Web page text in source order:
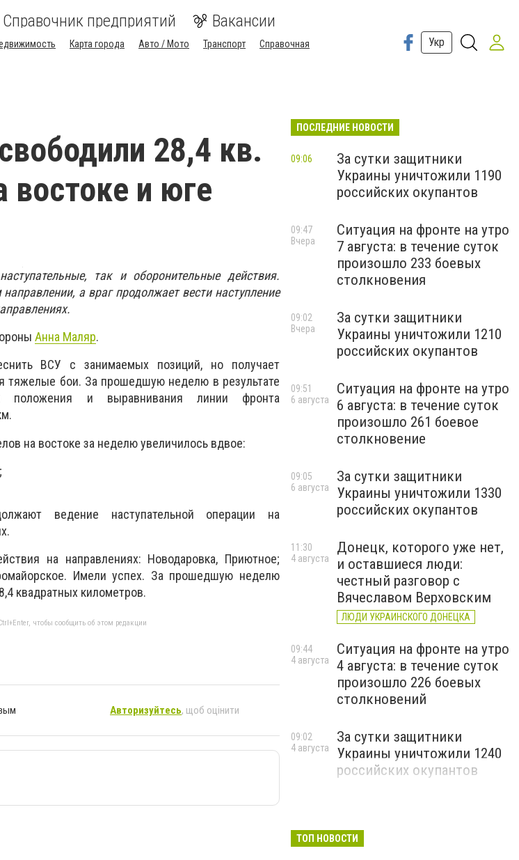
Справочник предприятий Вакансии
Карта города Авто / Мото Транспорт
Справочная
Укр
28,4 кв.
востоке и юге
так и оборонительные действия.
а враг продолжает вести наступление
Анна Маляр.
ВСУ с занимаемых позиций, но получает
тяжелые бои. За прошедшую неделю в результате
положения и выравнивания линии фронта
на востоке за неделю увеличилось вдвое:
ведение наступательной операции на
на направлениях: Новодаровка, Приютное;
Имели успех. За прошедшую неделю
квадратных километров.
чтобы сообщить об этом редакции
Авторизуйтесь, щоб оцінити
ПОСЛЕДНИЕ НОВОСТИ
За сутки защитники
Украины уничтожили 1190
российских окупантов
09:06
Ситуация на фронте на утро
7 августа: в течение суток
произошло 233 боевых
столкновения
09:47
Вчера
За сутки защитники
Украины уничтожили 1210
российских окупантов
09:02
Вчера
Ситуация на фронте на утро
6 августа: в течение суток
произошло 261 боевое
столкновение
09:51
6 августа
За сутки защитники
Украины уничтожили 1330
российских окупантов
09:05
6 августа
Донецк, которого уже нет,
и оставшиеся люди:
честный разговор с
Вячеславом Верховским
ЛЮДИ УКРАИНСКОГО ДОНЕЦКА
11:30
4 августа
Ситуация на фронте на утро
4 августа: в течение суток
произошло 226 боевых
столкновений
09:44
4 августа
За сутки защитники
Украины уничтожили 1240
российских окупантов
09:02
4 августа
ТОП НОВОСТИ